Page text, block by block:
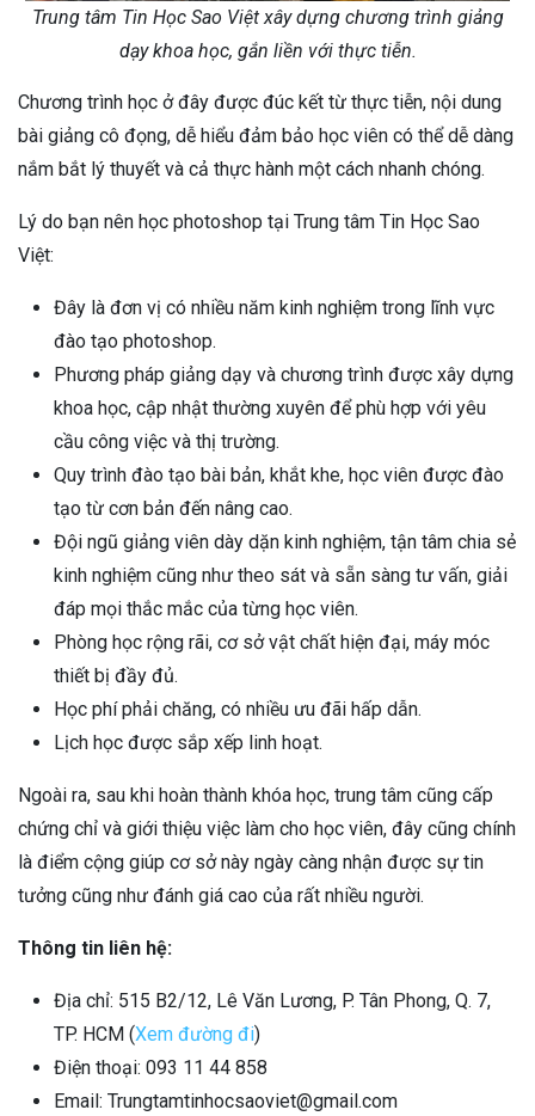
Trung tâm Tin Học Sao Việt xây dựng chương trình giảng
dạy khoa học, gắn liền với thực tiễn.
Chương trình học ở đây được đúc kết từ thực tiễn, nội dung
bài giảng cô đọng, dễ hiểu đảm bảo học viên có thể dễ dàng
nắm bắt lý thuyết và cả thực hành một cách nhanh chóng.
Lý do bạn nên học photoshop tại Trung tâm Tin Học Sao
Việt:
Đây là đơn vị có nhiều năm kinh nghiệm trong lĩnh vực
đào tạo photoshop.
Phương pháp giảng dạy và chương trình được xây dựng
khoa học, cập nhật thường xuyên để phù hợp với yêu
cầu công việc và thị trường.
Quy trình đào tạo bài bản, khắt khe, học viên được đào
tạo từ cơn bản đến nâng cao.
Đội ngũ giảng viên dày dặn kinh nghiệm, tận tâm chia sẻ
kinh nghiệm cũng như theo sát và sẵn sàng tư vấn, giải
đáp mọi thắc mắc của từng học viên.
Phòng học rộng rãi, cơ sở vật chất hiện đại, máy móc
thiết bị đầy đủ.
Học phí phải chăng, có nhiều ưu đãi hấp dẫn.
Lịch học được sắp xếp linh hoạt.
Ngoài ra, sau khi hoàn thành khóa học, trung tâm cũng cấp
chứng chỉ và giới thiệu việc làm cho học viên, đây cũng chính
là điểm cộng giúp cơ sở này ngày càng nhận được sự tin
tưởng cũng như đánh giá cao của rất nhiều người.
Thông tin liên hệ:
Địa chỉ: 515 B2/12, Lê Văn Lương, P. Tân Phong, Q. 7,
TP. HCM (Xem đường đi)
Điện thoại: 093 11 44 858
Email: Trungtamtinhocsaoviet@gmail.com